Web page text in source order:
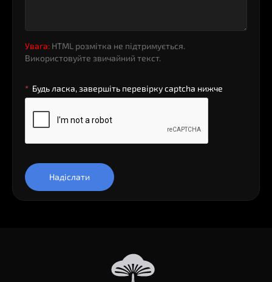
Увага: HTML розмітка не підтримується.
Використовуйте звичайний текст.
Будь ласка, завершіть перевірку captcha нижче
Надіслати